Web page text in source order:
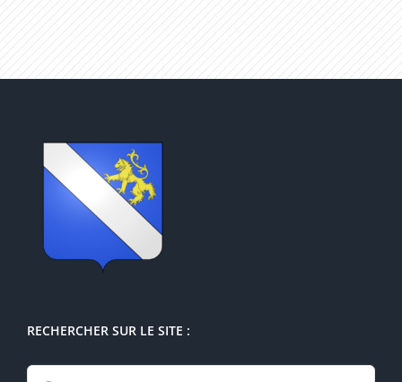
RECHERCHER SUR LE SITE :